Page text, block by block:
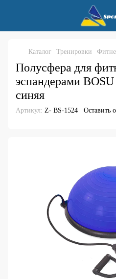
Каталог Тренировки
Полусфера для
эспандерами
синяя
Артикул: Z- BS-1524 Оставить